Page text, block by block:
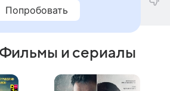
и сериалы
Попробовать